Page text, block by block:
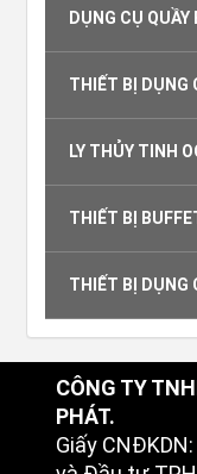
DỤNG CỤ QUẦY
THIẾT BỊ DỤNG
LY THỦY TINH
THIẾT BỊ
THIẾT BỊ DỤNG
CÔNG TY
PHÁT.
Giấy